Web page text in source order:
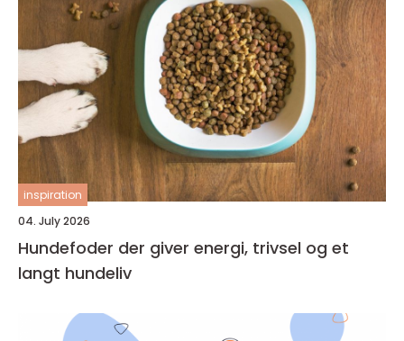
inspiration
04. July 2026
Hundefoder der giver energi, trivsel og et
langt hundeliv